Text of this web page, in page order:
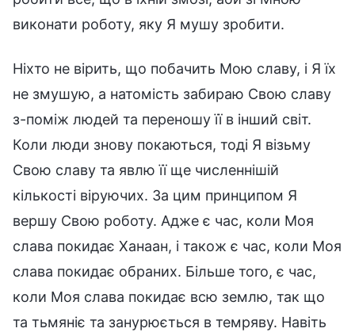
виконати роботу, яку Я мушу зробити.
Ніхто не вірить, що побачить Мою славу, і Я їх
не змушую, а натомість забираю Свою славу
з-поміж людей та переношу її в інший світ.
Коли люди знову покаються, тоді Я візьму
Свою славу та явлю її ще численнішій
кількості віруючих. За цим принципом Я
вершу Свою роботу. Адже є час, коли Моя
слава покидає Ханаан, і також є час, коли Моя
слава покидає обраних. Більше того, є час,
коли Моя слава покидає всю землю, так що
та тьмяніє та занурюється в темряву. Навіть